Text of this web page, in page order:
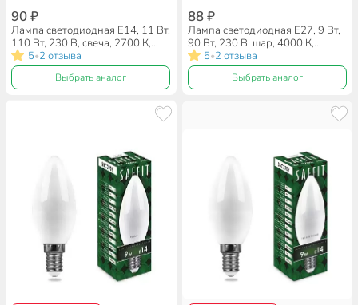
90 ₽
Лампа светодиодная E14, 11 Вт,
110 Вт, 230 В, свеча, 2700 К,
теплый белый свет, Saffit,
SBC3711, C37, 55131
5•2 отзыва
Выбрать аналог
88 ₽
Лампа светодиодная E27, 9 Вт,
90 Вт, 230 В, шар, 4000 К,
нейтральный белый свет, Saffit,
SBG4509, G45, 55083, 55083
5•2 отзыва
Выбрать аналог